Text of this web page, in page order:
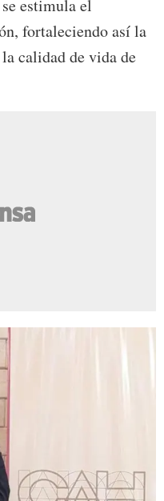
estimula el
fortaleciendo así la
calidad de vida de